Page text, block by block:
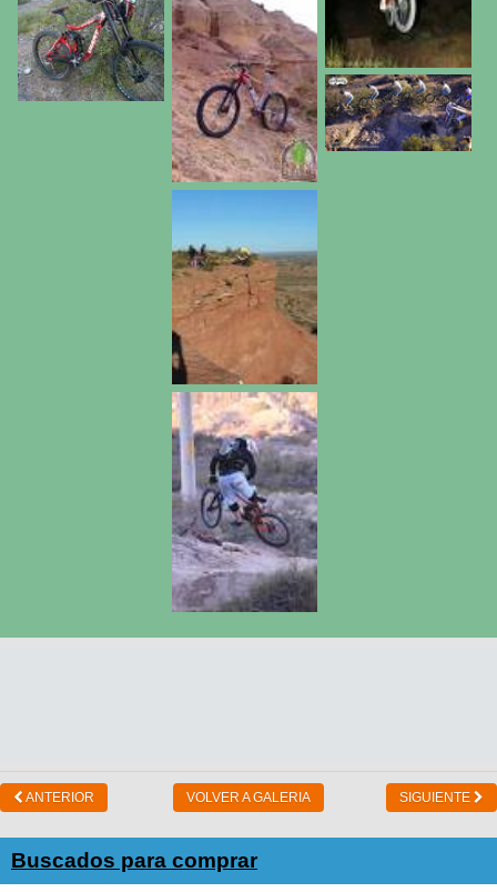
ANTERIOR VOLVER A GALERIA SIGUIENTE
Buscados para comprar